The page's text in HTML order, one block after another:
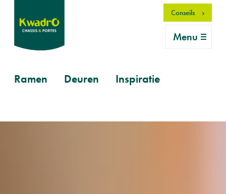
contenu
principal
Conseils
Menu
Primary
mobile
Ramen Deuren Inspiratie